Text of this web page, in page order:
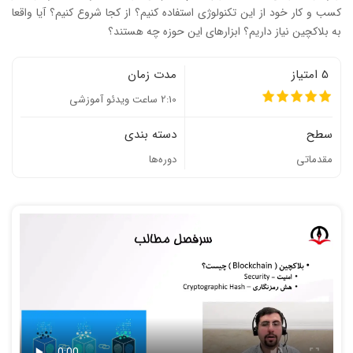
کسب و کار خود از این تکنولوژی استفاده کنیم؟ از کجا شروع کنیم؟ آیا واقعا
به بلاکچین نیاز داریم؟ ابزارهای این حوزه چه هستند؟
مدت زمان
2:10 ساعت ویدئو آموزشی
سطح
مقدماتی
دسته بندی
دوره‌ها